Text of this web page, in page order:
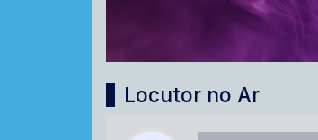
Locutor no Ar